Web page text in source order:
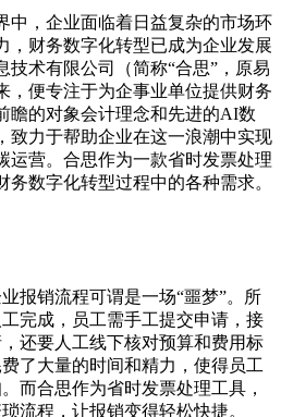
中，企业面临着日益复杂的市场环
，财务数字化转型已成为企业发展
技术有限公司（简称“合思”，原易
，便专注于为企事业单位提供财务
瞻的对象会计理念和先进的AI数
致力于帮助企业在这一浪潮中实现
运营。合思作为一款省时发票处理
数字化转型过程中的各种需求。
报销流程可谓是一场“噩梦”。所
完成，员工需手工提交申请，接
还要人工线下核对预算和费用标
了大量的时间和精力，使得员工
而合思作为省时发票处理工具，
流程，让报销变得轻松快捷。